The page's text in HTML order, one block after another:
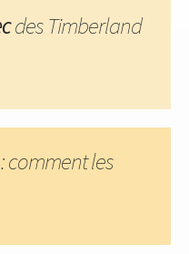
des Timberland
comment les